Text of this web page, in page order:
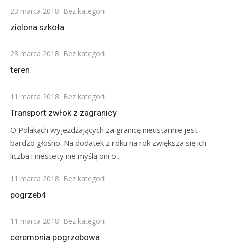
Posted
on
23 marca 2018 Bez kategorii
zielona szkoła
Posted
on
23 marca 2018 Bez kategorii
teren
Posted
on
11 marca 2018 Bez kategorii
Transport zwłok z zagranicy
O Polakach wyjeżdżających za granicę nieustannie jest
bardzo głośno. Na dodatek z roku na rok zwiększa się ich
liczba i niestety nie myślą oni o...
Posted
11 marca 2018 Bez kategorii
pogrzeb4
Posted
11 marca 2018 Bez kategorii
ceremonia pogrzebowa